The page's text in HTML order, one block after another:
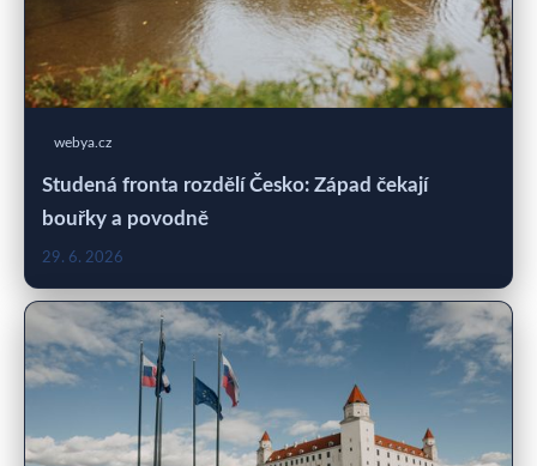
webya.cz
Studená fronta rozdělí Česko: Západ čekají
bouřky a povodně
29. 6. 2026